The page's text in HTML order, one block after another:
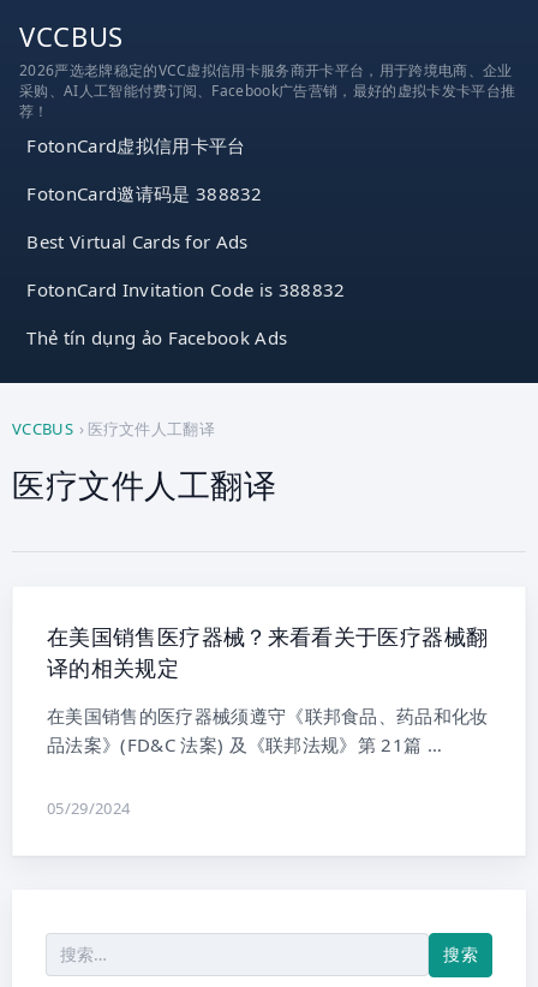
VCCBUS
2026严选老牌稳定的VCC虚拟信用卡服务商开卡平台，用于跨境电商、企业
采购、AI人工智能付费订阅、Facebook广告营销，最好的虚拟卡发卡平台推
荐！
FotonCard虚拟信用卡平台
FotonCard邀请码是 388832
Best Virtual Cards for Ads
FotonCard Invitation Code is 388832
Thẻ tín dụng ảo Facebook Ads
VCCBUS › 医疗文件人工翻译
医疗文件人工翻译
在美国销售医疗器械？来看看关于医疗器械翻
译的相关规定
在美国销售的医疗器械须遵守《联邦食品、药品和化妆
品法案》(FD&C 法案) 及《联邦法规》第 21篇 …
05/29/2024
索：